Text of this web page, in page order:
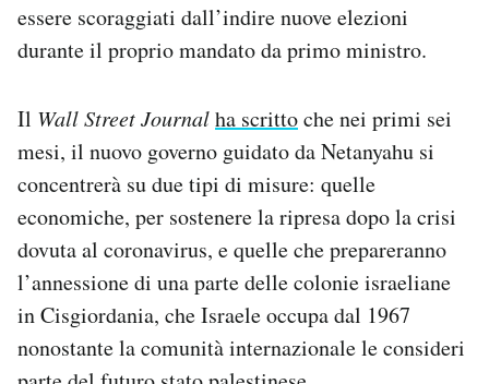
essere scoraggiati dall’indire nuove elezioni
durante il proprio mandato da primo ministro.
Il Wall Street Journalha scrittoche nei primi sei
mesi, il nuovo governo guidato da Netanyahu si
concentrerà su due tipi di misure: quelle
economiche, per sostenere la ripresa dopo la crisi
dovuta al coronavirus, e quelle che prepareranno
l’annessione di una parte delle colonie israeliane
in Cisgiordania, che Israele occupa dal 1967
nonostante la comunità internazionale le consideri